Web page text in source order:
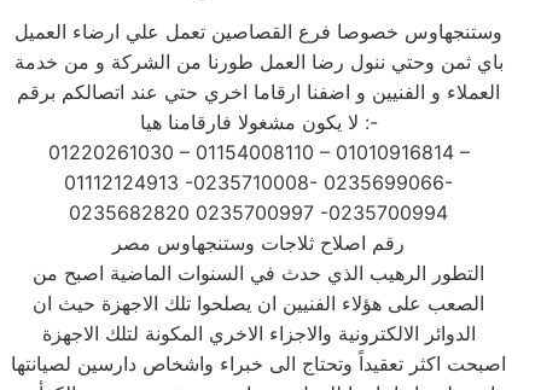
وستنجهاوس خصوصا فرع القصاصين تعمل علي ارضاء العميل
باي ثمن وحتي ننول رضا العمل طورنا من الشركة و من خدمة
العملاء و الفنيين و اضفنا ارقاما اخري حتي عند اتصالكم برقم
لا يكون مشغولا فارقامنا هيا :-
01220261030 – 01154008110 – 01010916814 –
01112124913 -0235710008- 0235699066-
0235682820 0235700997 -0235700994
رقم اصلاح ثلاجات وستنجهاوس مصر
التطور الرهيب الذي حدث في السنوات الماضية اصبح من
الصعب على هؤلاء الفنيين ان يصلحوا تلك الاجهزة حيث ان
الدوائر الالكترونية والاجزاء الاخري المكونة لتلك الاجهزة
اصبحت اكثر تعقيداً وتحتاج الى خبراء واشخاص دارسين لصيانتها